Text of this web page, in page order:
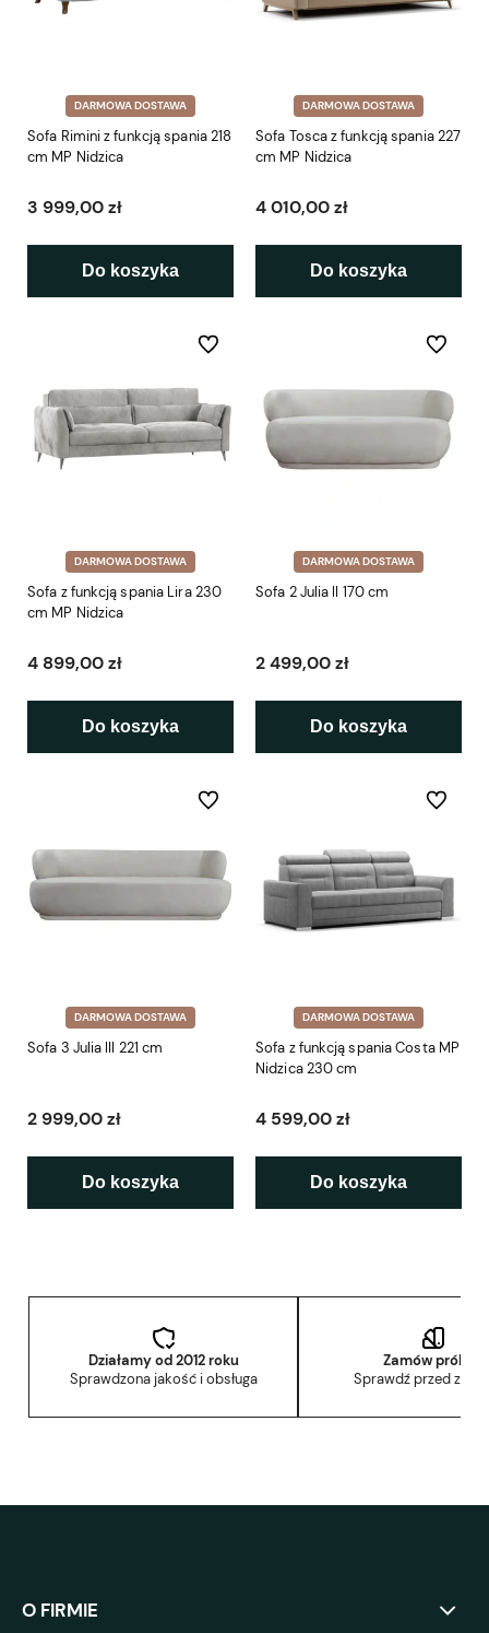
DARMOWA DOSTAWA
Sofa Rimini z funkcją spania 218
cm MP Nidzica
3 999,00 zł
Do koszyka
DARMOWA DOSTAWA
Sofa Tosca z funkcją spania 227
cm MP Nidzica
4 010,00 zł
Do koszyka
DARMOWA DOSTAWA
Sofa z funkcją spania Lira 230
cm MP Nidzica
4 899,00 zł
Do koszyka
Do ulubionych
DARMOWA DOSTAWA
Sofa 2 Julia II 170 cm
2 499,00 zł
Do koszyka
Do
DARMOWA DOSTAWA
Sofa 3 Julia III 221 cm
2 999,00 zł
Do koszyka
Do ulubionych
DARMOWA DOSTAWA
Sofa z funkcją spania Costa MP
Nidzica 230 cm
4 599,00 zł
Do koszyka
Do
Działamy od 2012 roku
Sprawdzona jakość i obsługa
Zamów próbkę
Sprawdź przed
O FIRMIE